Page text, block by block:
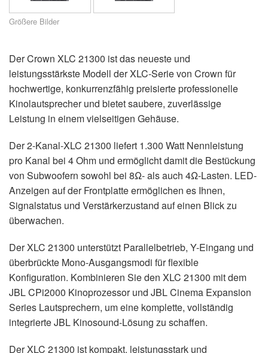
Größere Bilder
Der Crown XLC 21300 ist das neueste und
leistungsstärkste Modell der XLC-Serie von Crown für
hochwertige, konkurrenzfähig preisierte professionelle
Kinolautsprecher und bietet saubere, zuverlässige
Leistung in einem vielseitigen Gehäuse.
Der 2-Kanal-XLC 21300 liefert 1.300 Watt Nennleistung
pro Kanal bei 4 Ohm und ermöglicht damit die Bestückung
von Subwoofern sowohl bei 8Ω- als auch 4Ω-Lasten. LED-
Anzeigen auf der Frontplatte ermöglichen es Ihnen,
Signalstatus und Verstärkerzustand auf einen Blick zu
überwachen.
Der XLC 21300 unterstützt Parallelbetrieb, Y-Eingang und
überbrückte Mono-Ausgangsmodi für flexible
Konfiguration. Kombinieren Sie den XLC 21300 mit dem
JBL CPi2000 Kinoprozessor und JBL Cinema Expansion
Series Lautsprechern, um eine komplette, vollständig
integrierte JBL Kinosound-Lösung zu schaffen.
Der XLC 21300 ist kompakt, leistungsstark und